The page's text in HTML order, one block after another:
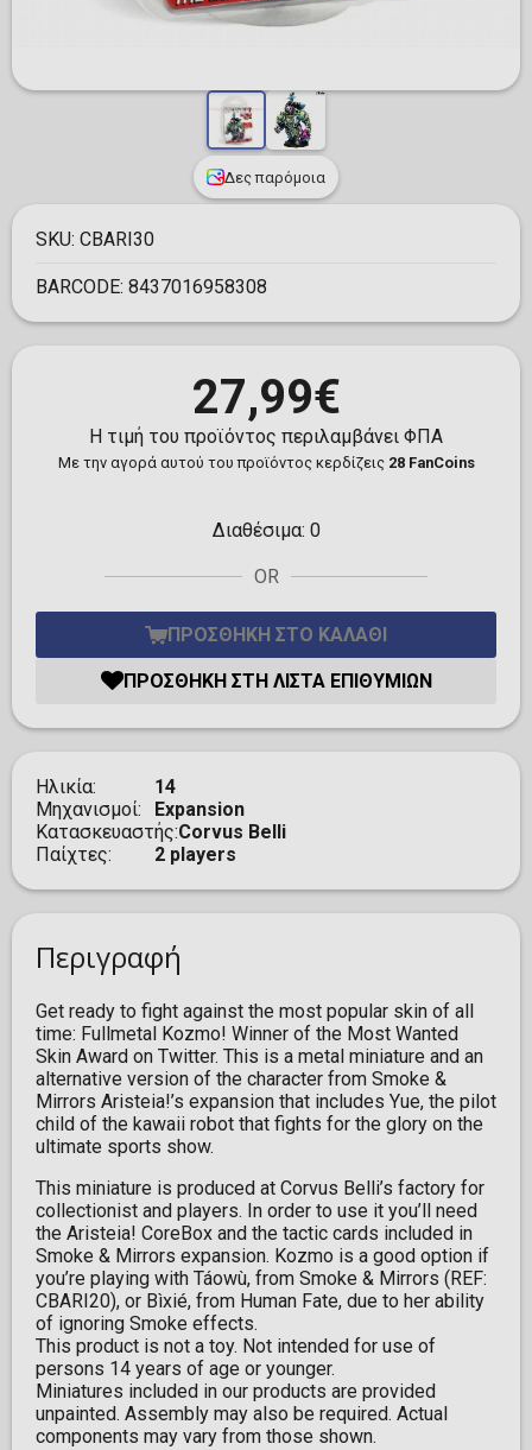
Δες παρόμοια
SKU: CBARI30
BARCODE: 8437016958308
27,99€
Η τιμή του προϊόντος περιλαμβάνει ΦΠΑ
Με την αγορά αυτού του προϊόντος κερδίζεις 28 FanCoins
Διαθέσιμα: 0
OR
ΠΡΟΣΘΉΚΗ ΣΤΟ ΚΑΛΆΘΙ
ΠΡΟΣΘΉΚΗ ΣΤΗ ΛΊΣΤΑ ΕΠΙΘΥΜΙΏΝ
Ηλικία
14
Μηχανισμοί
Expansion
Κατασκευαστής Corvus Belli
Παίχτες
2 players
Περιγραφή
Get ready to fight against the most popular skin of all
time: Fullmetal Kozmo! Winner of the Most Wanted
Skin Award on Twitter. This is a metal miniature and an
alternative version of the character from Smoke &
Mirrors Aristeia!’s expansion that includes Yue, the pilot
child of the kawaii robot that fights for the glory on the
ultimate sports show.
This miniature is produced at Corvus Belli’s factory for
collectionist and players. In order to use it you’ll need
the Aristeia! CoreBox and the tactic cards included in
Smoke & Mirrors expansion. Kozmo is a good option if
you’re playing with Táowù, from Smoke & Mirrors (REF:
CBARI20), or Bìxié, from Human Fate, due to her ability
of ignoring Smoke effects.
This product is not a toy. Not intended for use of
persons 14 years of age or younger.
Miniatures included in our products are provided
unpainted. Assembly may also be required. Actual
components may vary from those shown.